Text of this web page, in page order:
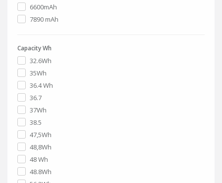
6600mAh
7890 mAh
Capacity Wh
32.6Wh
35Wh
36.4 Wh
36.7
37Wh
38.5
47,5Wh
48,8Wh
48 Wh
48.8Wh